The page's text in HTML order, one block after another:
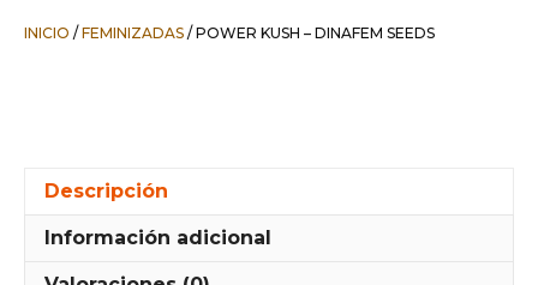
INICIO / FEMINIZADAS / POWER KUSH – DINAFEM SEEDS
Descripción
Información adicional